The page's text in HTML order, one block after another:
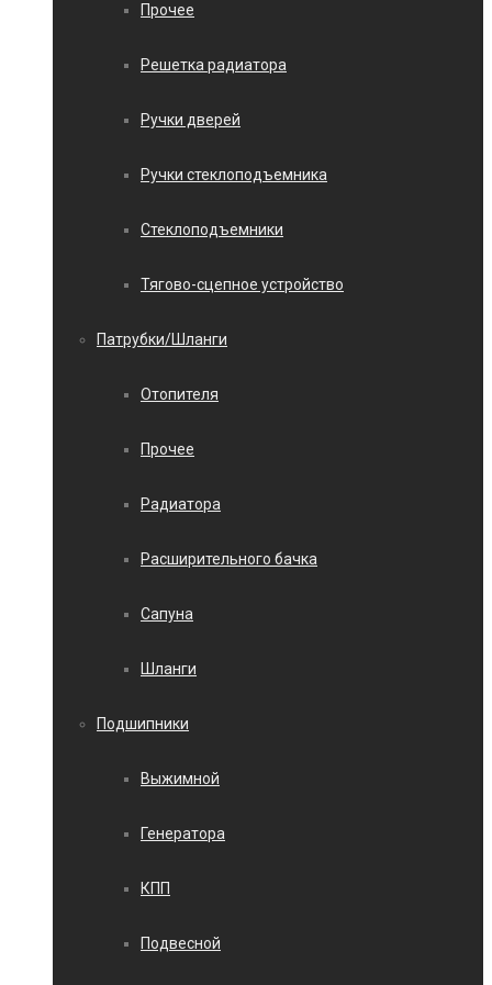
Прочее
Решетка радиатора
Ручки дверей
Ручки стеклоподъемника
Стеклоподъемники
Тягово-сцепное устройство
Патрубки/Шланги
Отопителя
Прочее
Радиатора
Расширительного бачка
Сапуна
Шланги
Подшипники
Выжимной
Генератора
КПП
Подвесной